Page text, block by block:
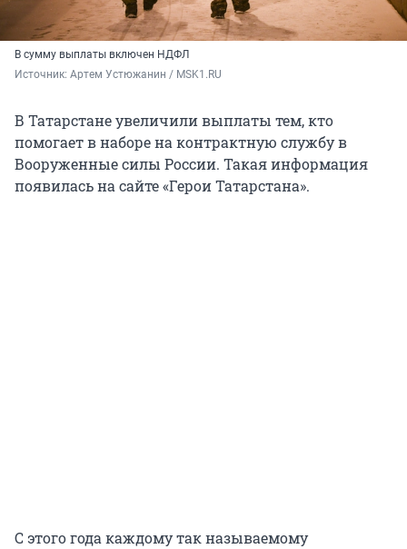
В сумму выплаты включен НДФЛ
Источник: Артем Устюжанин / MSK1.RU
В Татарстане увеличили выплаты тем, кто
помогает в наборе на контрактную службу в
Вооруженные силы России. Такая информация
появилась на сайте «Герои Татарстана».
С этого года каждому так называемому